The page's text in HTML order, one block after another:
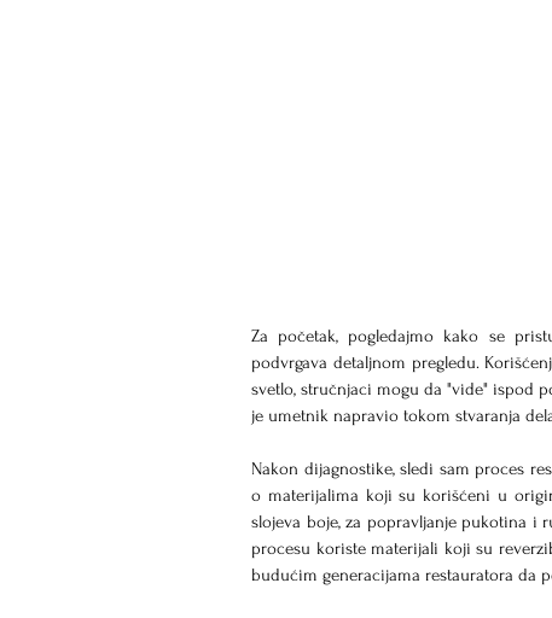
Za početak, pogledajmo kako se
podvrgava detaljnom pregledu.
svetlo, stručnjaci mogu da "vide" ispod
je umetnik napravio tokom stvaranja
Nakon dijagnostike, sledi sam proces
o materijalima koji su korišćeni u
slojeva boje, za popravljanje pukotina i
procesu koriste materijali koji su
budućim generacijama restauratora da